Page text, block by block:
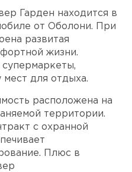
Гарден находится в
от Оболони. При
развитая
жизни.
мест для отдыха.
расположена на
территории.
с охранной
Плюс в